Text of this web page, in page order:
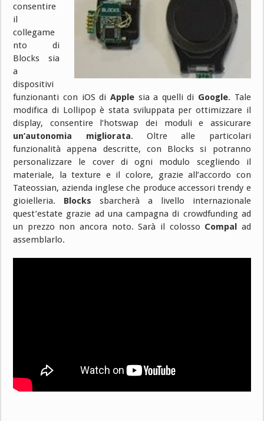
consentire
il
collegame
nto di
Blocks sia
a
dispositivi
funzionanti con iOS di Apple sia a quelli di Google. Tale
modifica di Lollipop è stata sviluppata per ottimizzare il
display, consentire l’hotswap dei moduli e assicurare
un’autonomia migliorata. Oltre alle particolari
funzionalità appena descritte, con Blocks si potranno
personalizzare le cover di ogni modulo scegliendo il
materiale, la texture e il colore, grazie all’accordo con
Tateossian, azienda inglese che produce accessori trendy e
gioielleria. Blocks sbarcherà a livello internazionale
quest’estate grazie ad una campagna di crowdfunding ad
un prezzo non ancora noto. Sarà il colosso Compal ad
assemblarlo.